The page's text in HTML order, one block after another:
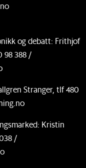
og debatt: Frithjof
98 388 /
Stranger, tlf 480
Kristin
/